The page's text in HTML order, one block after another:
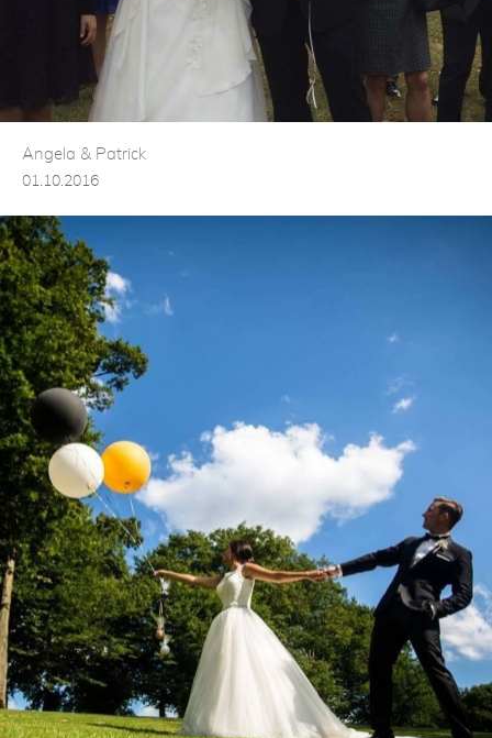
Angela & Patrick
01.10.2016